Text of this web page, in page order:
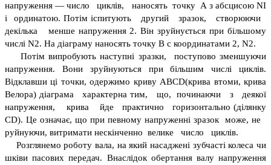
напруження — число циклів, наносять точку А з абсцисою NI
і ординатою. Потім іспитують другий зразок, створюючи
декілька менше напруження 2. Він зруйнується при більшому
числі N2. На діаграму наносять точку В с координатами 2, N2.
Потім випробують наступні зразки, поступово зменшуючи
напруження. Вони зруйнуються при більшим числі циклів.
Відклавши ці точки, одержимо криву ABCD(крива втоми, крива
Велора) діаграма характерна тим, що, починаючи з деякої
напруження, крива йде практично горизонтально (ділянку
CD). Це означає, що при певному напруженні зразок може, не
руйнуючи, витримати нескінченно велике число циклів.
Розглянемо роботу вала, на який насаджені зубчасті колеса чи
шківи пасових передач. Внаслідок обертання валу напруження